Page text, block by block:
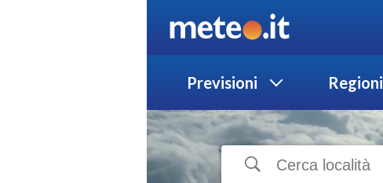
Previsioni Regioni